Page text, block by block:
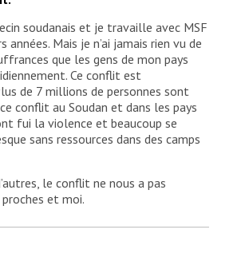
provide vital support in energy,
and hygiene, in the hospital. MSF
for the hospital and is working
lines. In the first two weeks
we've reported:
admissions in maternity, 107
and more than 80 admissions
20% newborns.
soudanais et je travaille avec MSF
années. Mais je n’ai jamais rien vu de
que les gens de mon pays
Ce conflit est
de 7 millions de personnes sont
conflit au Soudan et dans les pays
fui la violence et beaucoup se
sans ressources dans des camps
le conflit ne nous a pas
et moi.